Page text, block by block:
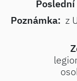
Poznámka: z